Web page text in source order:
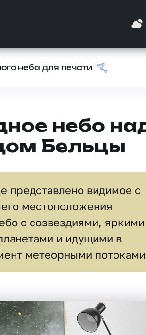
неба для печати
небо
Бельцы
представлено видимое c
местоположения
c созвездиями, яркими
и идущими в
метеорными